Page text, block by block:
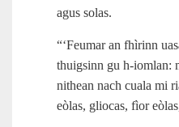
agus solas.
“‘Feumar an fhìrinn
thuigsinn gu h‑iomlan:
nithean nach cuala mi
eòlas, gliocas, fìor